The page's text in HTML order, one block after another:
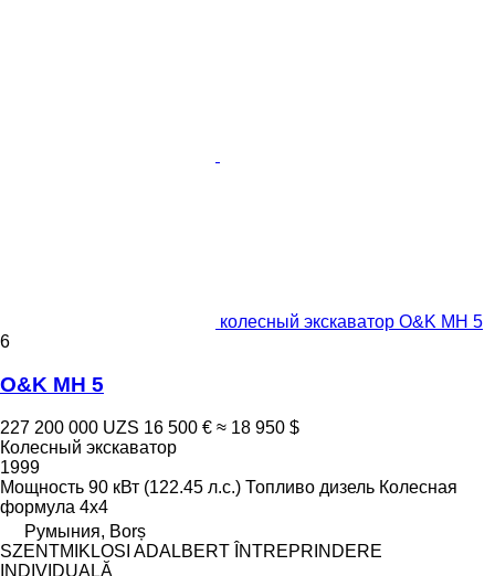
колесный экскаватор O&K MH 5
6
O&K MH 5
227 200 000 UZS 16 500 € ≈ 18 950 $
Колесный экскаватор
1999
Мощность 90 кВт (122.45 л.с.) Топливо дизель Колесная
формула 4x4
Румыния, Borș
SZENTMIKLOSI ADALBERT ÎNTREPRINDERE
INDIVIDUALĂ